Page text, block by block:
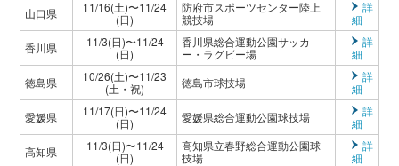
山口県
11/16(土)〜11/24
(日)
防府市スポーツセンター陸上
競技場
詳
細
香川県
11/3(日)〜11/24
(日)
香川県総合運動公園サッカ
ー・ラグビー場
詳
細
徳島県
10/26(土)〜11/23
(土・祝)
徳島市球技場
詳
細
愛媛県
11/17(日)〜11/24
(日)
愛媛県総合運動公園球技場
詳
細
高知県
11/3(日)〜11/24
(日)
高知県立春野総合運動公園球
技場
詳
細